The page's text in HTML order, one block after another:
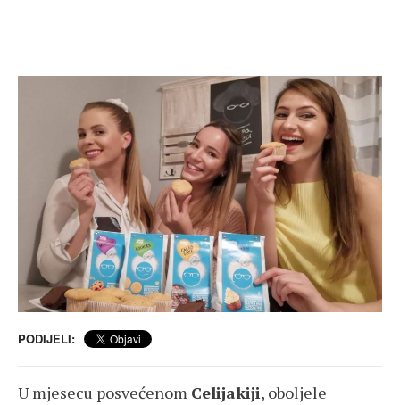
PODIJELI:
U mjesecu posvećenom Celijakiji, oboljele